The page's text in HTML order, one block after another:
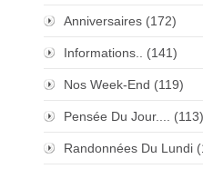
Anniversaires (172)
Informations.. (141)
Nos Week-End (119)
Pensée Du Jour.... (113)
Randonnées Du Lundi